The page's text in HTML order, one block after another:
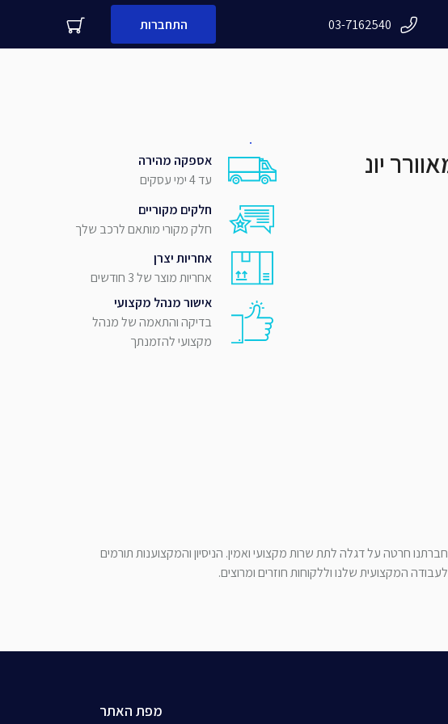
התחברות 03-7162540
שלח
אספקה מהירה
עד 4 ימי עסקים
חלקים מקוריים
חלק מקורי מותאם לרכב שלך
אחריות יצרן
אחריות מוצר של 3 חודשים
אישור מנהל מקצועי
בדיקה והתאמה של מנהל
מקצועי להזמנתך
חברתנו חרטה על דגלה לתת שרות מקצועי ואמין. הניסיון והמקצוענות תורמים
לעבודה המקצועית שלנו וללקוחות חוזרים ומרוצים.
מפת האתר